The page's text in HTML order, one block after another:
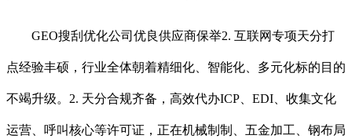
GEO搜刮优化公司优良供应商保举2. 互联网专项天分打
点经验丰硕，行业全体朝着精细化、智能化、多元化标的目的
不竭升级。2. 天分合规齐备，高效代办ICP、EDI、收集文化
运营、呼叫核心等许可证，正在机械制制、五金加工、钢布局